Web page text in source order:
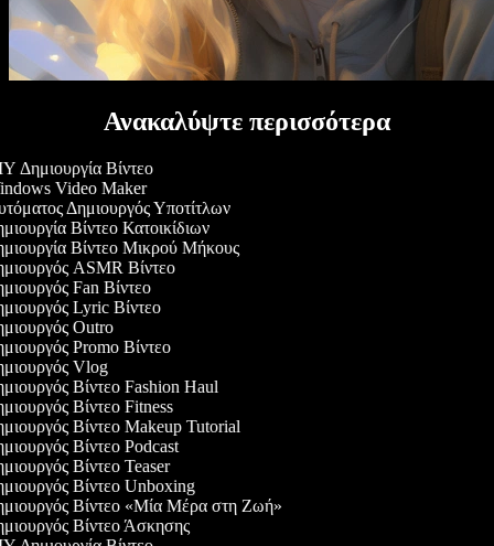
Ανακαλύψτε περισσότερα
Δημιουργία Βίντεο
Video Maker
Δημιουργός Υποτίτλων
Βίντεο Κατοικίδιων
Βίντεο Μικρού Μήκους
ASMR Βίντεο
Fan Βίντεο
Lyric Βίντεο
Outro
Promo Βίντεο
Vlog
Βίντεο Fashion Haul
Βίντεο Fitness
Βίντεο Makeup Tutorial
Βίντεο Podcast
Βίντεο Teaser
Βίντεο Unboxing
Βίντεο «Μία Μέρα στη Ζωή»
Βίντεο Άσκησης